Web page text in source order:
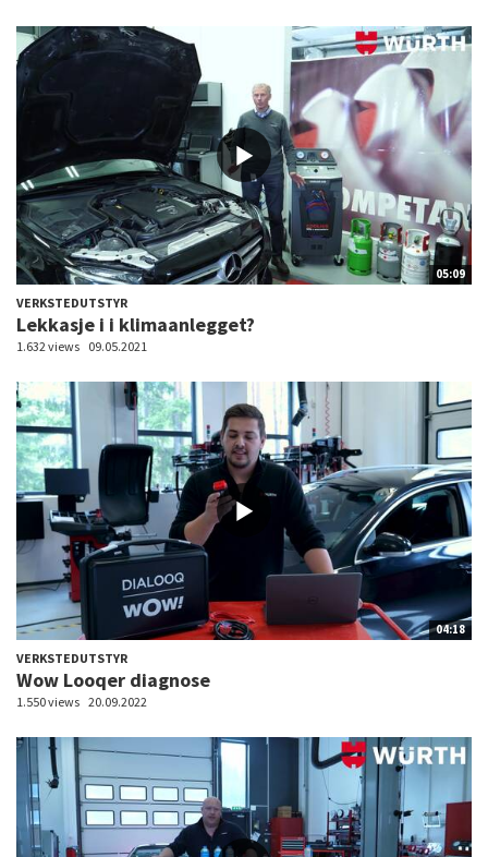
05:09
VERKSTEDUTSTYR
Lekkasje i i klimaanlegget?
1.632 views 09.05.2021
04:18
VERKSTEDUTSTYR
Wow Looqer diagnose
1.550 views 20.09.2022